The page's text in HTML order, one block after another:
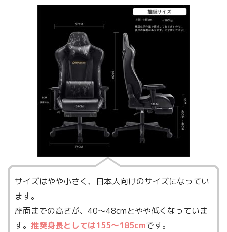
サイズはやや小さく、日本人向けのサイズになってい
ます。
座面までの高さが、40〜48cmとやや低くなっていま
す。 推奨身長としては155〜185cmです。